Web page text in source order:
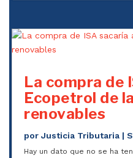
La compra de
Ecopetrol de
renovables
porJusticia Tributaria |
Hay un dato que no se ha